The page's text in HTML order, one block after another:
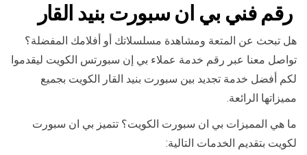
رقم فني بي ان سبورت بنيد القار
هل تبحث عن المتعة ومشاهدة مسلسلاتك أو أفلامك المفضلة؟
تواصل معنا عبر رقم خدمة عملاء بي إن سبورتس الكويت ليقدموا
لكم أفضل خدمة تجديد بين سبورت بنيد القار الكويت بجميع
مميزاتها الرائعة.
ما هي المميزات بي ان سبورت الكويت؟ تتميز بي ان سبورت
لكويت بتقديم الخدمات التالية: